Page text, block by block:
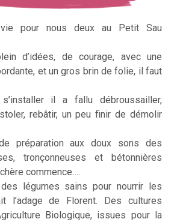
pour nous deux au Petit Sau
d’idées, de courage, avec une
et un gros brin de folie, il faut
il a fallu débroussailler,
rebâtir, un peu finir de démolir
préparation aux doux sons des
tronçonneuses et bétonnières
commence….
légumes sains pour nourrir les
l’adage de Florent. Des cultures
Biologique, issues pour la